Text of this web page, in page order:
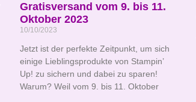
Gratisversand vom 9. bis 11.
Oktober 2023
10/10/2023
Jetzt ist der perfekte Zeitpunkt, um sich
einige Lieblingsprodukte von Stampin’
Up! zu sichern und dabei zu sparen!
Warum? Weil vom 9. bis 11. Oktober